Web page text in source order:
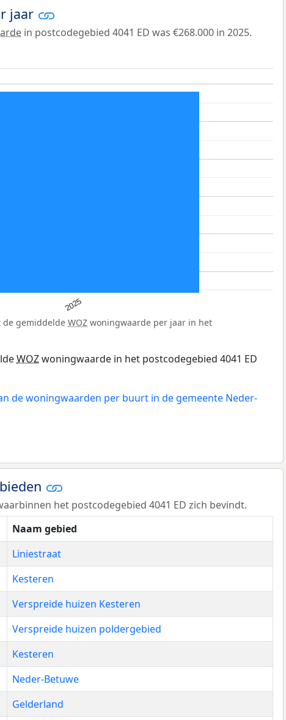
jaar
in postcodegebied 4041 ED was €268.000 in 2025.
2025
de gemiddelde WOZ woningwaarde per jaar in het
WOZwoningwaarde in het postcodegebied 4041 ED
de woningwaarden per buurt in de gemeente Neder-
het postcodegebied 4041 ED zich bevindt.
Naam gebied
Liniestraat
Kesteren
Verspreide huizen Kesteren
Verspreide huizen poldergebied
Kesteren
Neder-Betuwe
Gelderland